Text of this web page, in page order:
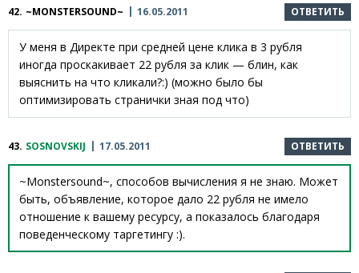
42. ~MONSTERSOUND~ 16.05.2011 ОТВЕТИТЬ
У меня в Директе при средней цене клика в 3 рубля
иногда проскакивает 22 рубля за клик — блин, как
выяснить на что кликали?:) (можно было бы
оптимизировать странички зная под что)
43. SOSNOVSKIJ 17.05.2011 ОТВЕТИТЬ
~Monstersound~, способов вычисления я не знаю. Может
быть, объявление, которое дало 22 рубля не имело
отношение к вашему ресурсу, а показалось благодаря
поведенческому таргетингу :).